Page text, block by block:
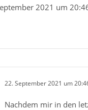
2021 um
22. September 2021 um
Nachdem mir in den